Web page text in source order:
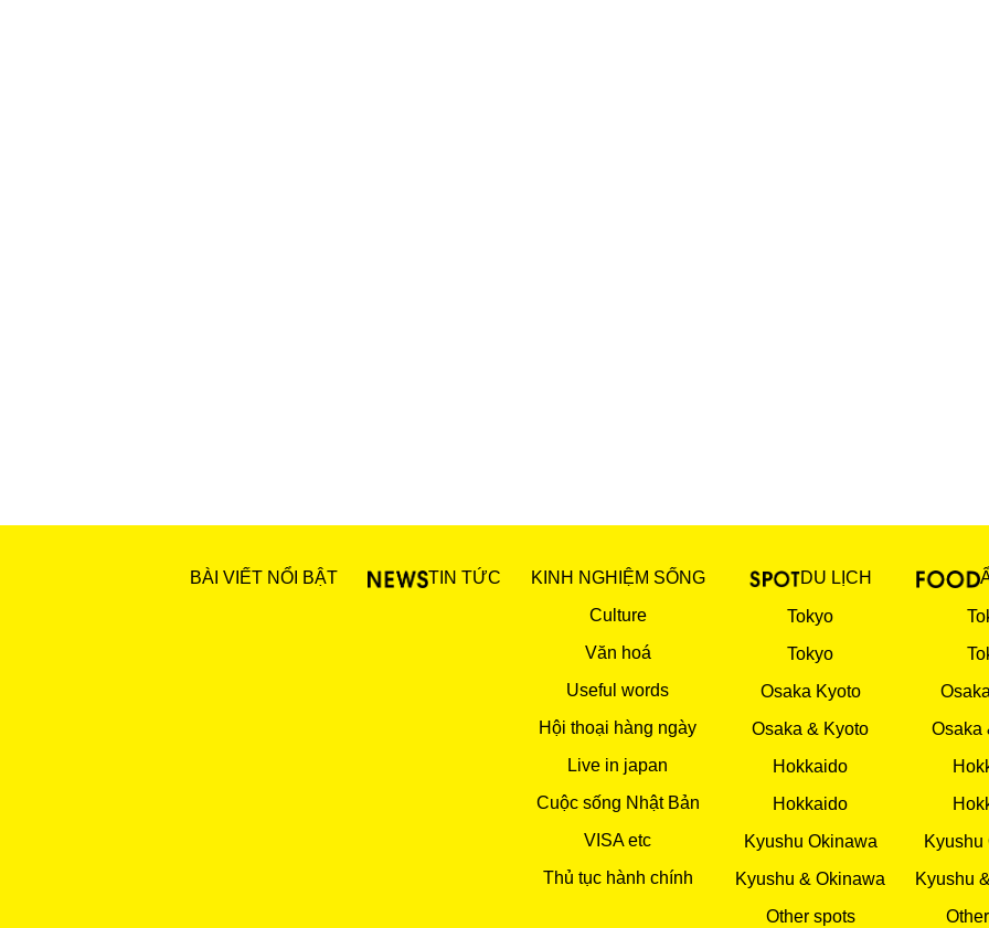
BÀI VIẾT NỔI BẬT TIN TỨC
KINH NGHIỆM SỐNG
Culture
Văn hoá
Useful words
Hội thoại hàng ngày
Live in japan
Cuộc sống Nhật Bản
VISA etc
Thủ tục hành chính
DU LỊCH
Tokyo
Tokyo
Osaka Kyoto
Osaka & Kyoto
Hokkaido
Hokkaido
Kyushu Okinawa
Kyushu & Okinawa
Other spots
Osaka
Kyushu
Kyushu